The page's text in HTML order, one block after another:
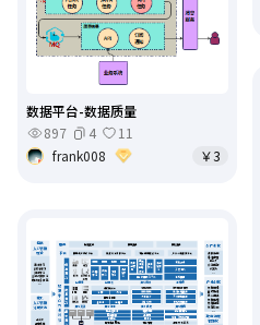
数据平台-数据质量
897
4
11
frank008
￥3